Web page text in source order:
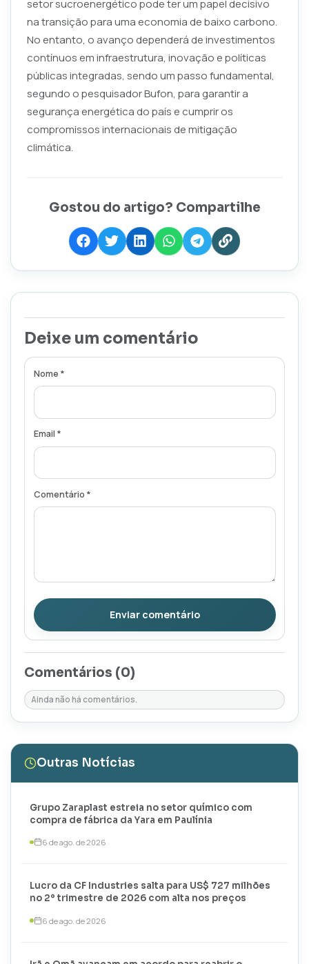
setor sucroenergético pode ter um papel decisivo
na transição para uma economia de baixo carbono.
No entanto, o avanço dependerá de investimentos
contínuos em infraestrutura, inovação e políticas
públicas integradas, sendo um passo fundamental,
segundo o pesquisador Bufon, para garantir a
segurança energética do país e cumprir os
compromissos internacionais de mitigação
climática.
Gostou do artigo? Compartilhe
Deixe um comentário
Nome *
Email *
Comentário *
Enviar comentário
Comentários (0)
Ainda não há comentários.
Outras Notícias
Grupo Zaraplast estreia no setor químico com
compra de fábrica da Yara em Paulínia
6 de ago. de 2026
Lucro da CF Industries salta para US$ 727 milhões
no 2º trimestre de 2026 com alta nos preços
6 de ago. de 2026